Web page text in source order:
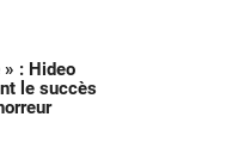
: Hideo
le succès